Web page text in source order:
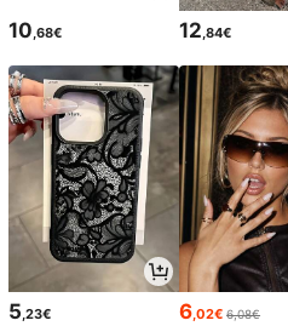
10,68€ 12,84€
5,23€ 6,02€ 6,08€